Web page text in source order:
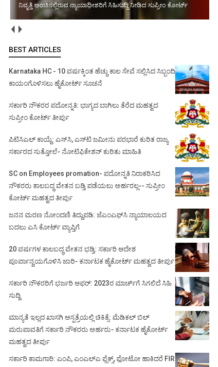
ಕೆಂಡಾಮಂಡಲ
BEST ARTICLES
Karnataka HC - 10 ವರ್ಷಕ್ಕಿಂತ ಹೆಚ್ಚು ಕಾಲ ಸೇವೆ ಸಲ್ಲಿಸಿದ ಸಿಬ್ಬಂದಿ
ಕಾಯಂಗೊಳಿಸಲು ಹೈಕೋರ್ಟ್ ಸೂಚನೆ
ಸರ್ಕಾರಿ ನೌಕರರ ಪದೋನ್ನತಿ: ಭಾಗ್ಯದ ಬಾಗಿಲು ತೆರೆದ ಮಹತ್ವದ
ಸುಪ್ರೀಂ ಕೋರ್ಟ್ ತೀರ್ಪು
ಪಿಟಿಸಿಎಲ್ ಕಾಯ್ದೆ: ಎಸ್‌ಸಿ, ಎಸ್‌ಟಿ ಜಮೀನು ಪರಭಾರೆ ಕುರಿತ ರಾಜ್ಯ
ಸರ್ಕಾರದ ಸುತ್ತೋಲೆ- ನೋಟಿಫಿಕೇಶನ್‌ ಕುರಿತು ಮಾಹಿತಿ
SC on Employees promation- ಪದೋನ್ನತಿ ನಿರಾಕರಿಸಿದ
ನೌಕರರು ಕಾಲಬದ್ಧ ವೇತನ ಬಡ್ತಿ ಪಡೆಯಲು ಅರ್ಹರಲ್ಲ-- ಸುಪ್ರೀಂ
ಕೋರ್ಟ್ ಮಹತ್ವದ ತೀರ್ಪು
ಜನನ ಮರಣ ನೋಂದಣಿ ತಿದ್ದುಪಡಿ: ಜೆಎಂಎಫ್‌ಸಿ ನ್ಯಾಯಾಲಯದ
ಬದಲು ಎಸಿ ಕೋರ್ಟ್‌ ವ್ಯಾಪ್ತಿಗೆ
20 ವರ್ಷಗಳ ಕಾಲಬದ್ಧ ವೇತನ ಭಡ್ತಿ: ಸರ್ಕಾರಿ ಆದೇಶ
ಪೂರ್ವಾನ್ವಯಗೊಳಿಸಿ ಜಾರಿ- ಕರ್ನಾಟಕ ಹೈಕೋರ್ಟ್ ಮಹತ್ವದ ತೀರ್ಪು
ಸರ್ಕಾರಿ ನೌಕರರಿಗೆ ಭರ್ಜರಿ ಆಫರ್: 2023ರ ಮಾರ್ಚ್‌ಗೆ ಸಿಗಲಿದೆ ಸಿಹಿ
ಸುದ್ದಿ
ಮಾನ್ಯತೆ ಇಲ್ಲದ ಖಾಸಗಿ ಆಸ್ಪತ್ರೆಯಲ್ಲಿ ಚಿಕಿತ್ಸೆ: ಮೆಡಿಕಲ್ ಬಿಲ್
ಮರುಪಾವತಿಗೆ ಸರ್ಕಾರಿ ನೌಕರರು ಅರ್ಹರು- ಕರ್ನಾಟಕ ಹೈಕೋರ್ಟ್
ಮಹತ್ವದ ತೀರ್ಪು
ಸರ್ಕಾರಿ ಕಾಮಗಾರಿ: ಎಂಪಿ, ಎಂಎಲ್‌ಎ ಫ್ಲೆಕ್ಸ್‌, ಫೋಟೋ ಹಾಕಿದರೆ FIR